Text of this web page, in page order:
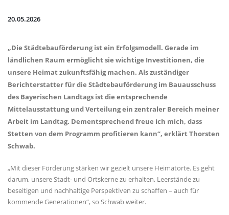
20.05.2026
Die Städtebauförderung ist ein Erfolgsmodell. Gerade im
ländlichen Raum ermöglicht sie wichtige Investitionen, die
unsere Heimat zukunftsfähig machen. Als zuständiger
Berichterstatter für die Städtebauförderung im Bauausschuss
des Bayerischen Landtags ist die entsprechende
Mittelausstattung und Verteilung ein zentraler Bereich meiner
Arbeit im Landtag. Dementsprechend freue ich mich, dass
Stetten von dem Programm profitieren kann“, erklärt Thorsten
Schwab.
Mit dieser Förderung stärken wir gezielt unsere Heimatorte. Es geht
darum, unsere Stadt- und Ortskerne zu erhalten, Leerstände zu
beseitigen und nachhaltige Perspektiven zu schaffen – auch für
kommende Generationen“, so Schwab weiter.